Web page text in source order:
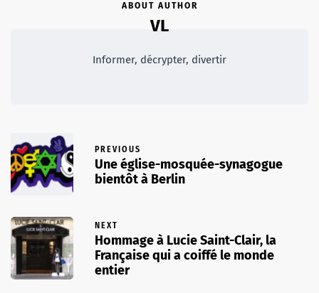
ABOUT AUTHOR
VL
Informer, décrypter, divertir
PREVIOUS
Une église-mosquée-synagogue
bientôt à Berlin
NEXT
Hommage à Lucie Saint-Clair, la
Française qui a coiffé le monde
entier